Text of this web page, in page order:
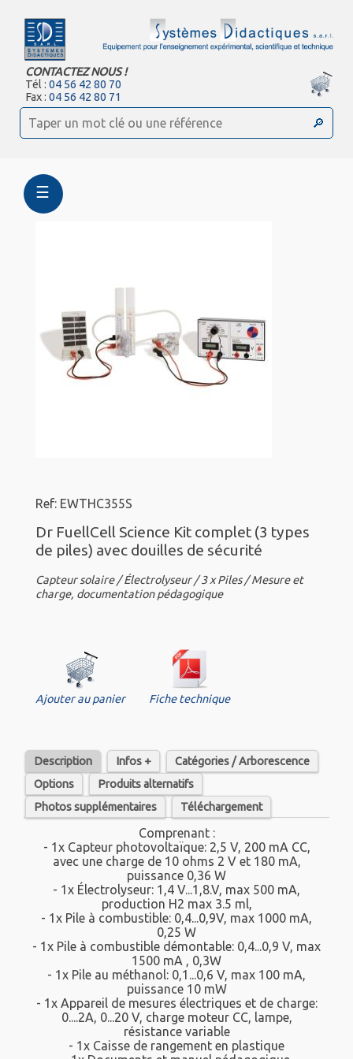
CONTACTEZ NOUS !
Tél :04 56 42 80 70
Fax :04 56 42 80 71
☰
Ref: EWTHC355S
Dr FuellCell Science Kit complet (3 types
de piles) avec douilles de sécurité
Capteur solaire / Électrolyseur / 3 x Piles / Mesure et
charge, documentation pédagogique
Ajouter au panier Fiche technique
Description Infos +
Catégories / Arborescence
Options
Produits alternatifs
Photos supplémentaires
Téléchargement
Comprenant :
- 1x Capteur photovoltaïque: 2,5 V, 200 mA CC,
avec une charge de 10 ohms 2 V et 180 mA,
puissance 0,36 W
- 1x Électrolyseur: 1,4 V...1,8.V, max 500 mA,
production H2 max 3.5 ml,
- 1x Pile à combustible: 0,4...0,9V, max 1000 mA,
0,25 W
- 1x Pile à combustible démontable: 0,4...0,9 V, max
1500 mA , 0,3W
- 1x Pile au méthanol: 0,1...0,6 V, max 100 mA,
puissance 10 mW
- 1x Appareil de mesures électriques et de charge:
0....2A, 0...20 V, charge moteur CC, lampe,
résistance variable
- 1x Caisse de rangement en plastique